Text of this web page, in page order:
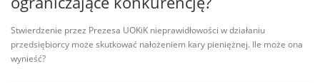
Stwierdzenie przez Prezesa UOKiK nieprawidłowości w działaniu
przedsiębiorcy może skutkować nałożeniem kary pieniężnej. Ile może ona
wynieść?